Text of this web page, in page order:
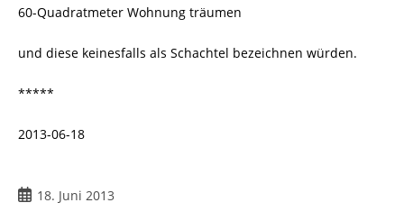
60-Quadratmeter Wohnung träumen
und diese keinesfalls als Schachtel bezeichnen würden.
*****
2013-06-18
18. Juni 2013